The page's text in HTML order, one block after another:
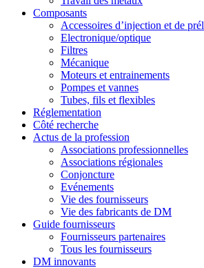
Composants
Accessoires d’injection et de
Electronique/optique
Filtres
Mécanique
Moteurs et entrainements
Pompes et vannes
Tubes, fils et flexibles
Réglementation
Côté recherche
Actus de la profession
Associations professionnelles
Associations régionales
Conjoncture
Evénements
Vie des fournisseurs
Vie des fabricants de DM
Guide fournisseurs
Fournisseurs partenaires
Tous les fournisseurs
DM innovants